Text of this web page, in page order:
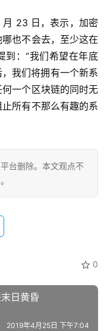
23 日，表示，加密
也不会去，至少这在
到：“我们希望在年底
我们将拥有一个新系
一个区块链的同时无
所有不那么有趣的系
台删除。本文观点不
0
日黄昏
2019年4月25日 下午7:04